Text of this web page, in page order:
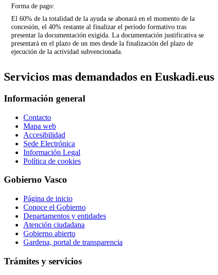
Forma de pago:
El 60% de la totalidad de la ayuda se abonará en el momento de la
concesión, el 40% restante al finalizar el periodo formativo tras
presentar la documentación exigida. La documentación justificativa se
presentará en el plazo de un mes desde la finalización del plazo de
ejecución de la actividad subvencionada.
Servicios mas demandados en Euskadi.eus
Información general
Contacto
Mapa web
Accesibilidad
Sede Electrónica
Información Legal
Política de cookies
Gobierno Vasco
Página de inicio
Conoce el Gobierno
Departamentos y entidades
Atención ciudadana
Gobierno abierto
Gardena, portal de transparencia
Trámites y servicios